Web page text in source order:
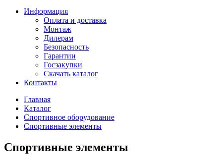
Для детей с ограниченными физическими
возможностями
Информация
Оплата и доставка
Монтаж
Дилерам
Безопасность
Гарантии
Госзакупки
Скачать каталог
Контакты
Главная
Каталог
Спортивное оборудование
Спортивные элементы
Спортивные элементы